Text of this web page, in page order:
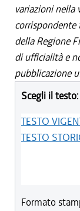
variazioni nella
della Regione
di ufficialità e
pubblicazione
Scegli il testo:
TESTO
TESTO
Formato